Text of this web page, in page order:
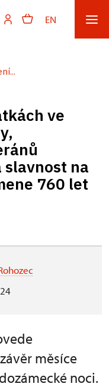
EN
ve
slavnost na
760 let
měsíce
noci.